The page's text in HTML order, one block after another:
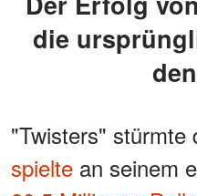
die
"Twisters" stürmte
spielte an seinem